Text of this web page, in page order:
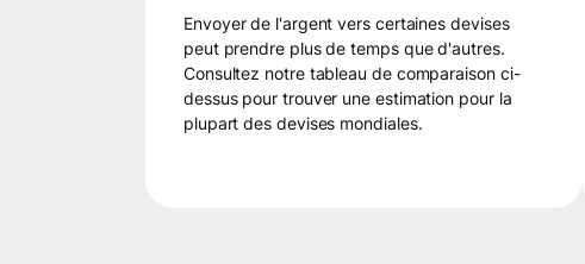
envoyer de l'argent vers certaines devises
peut prendre plus de temps que d'autres.
Consultez notre tableau de comparaison ci-
dessus pour trouver une estimation pour la
plupart des devises mondiales.